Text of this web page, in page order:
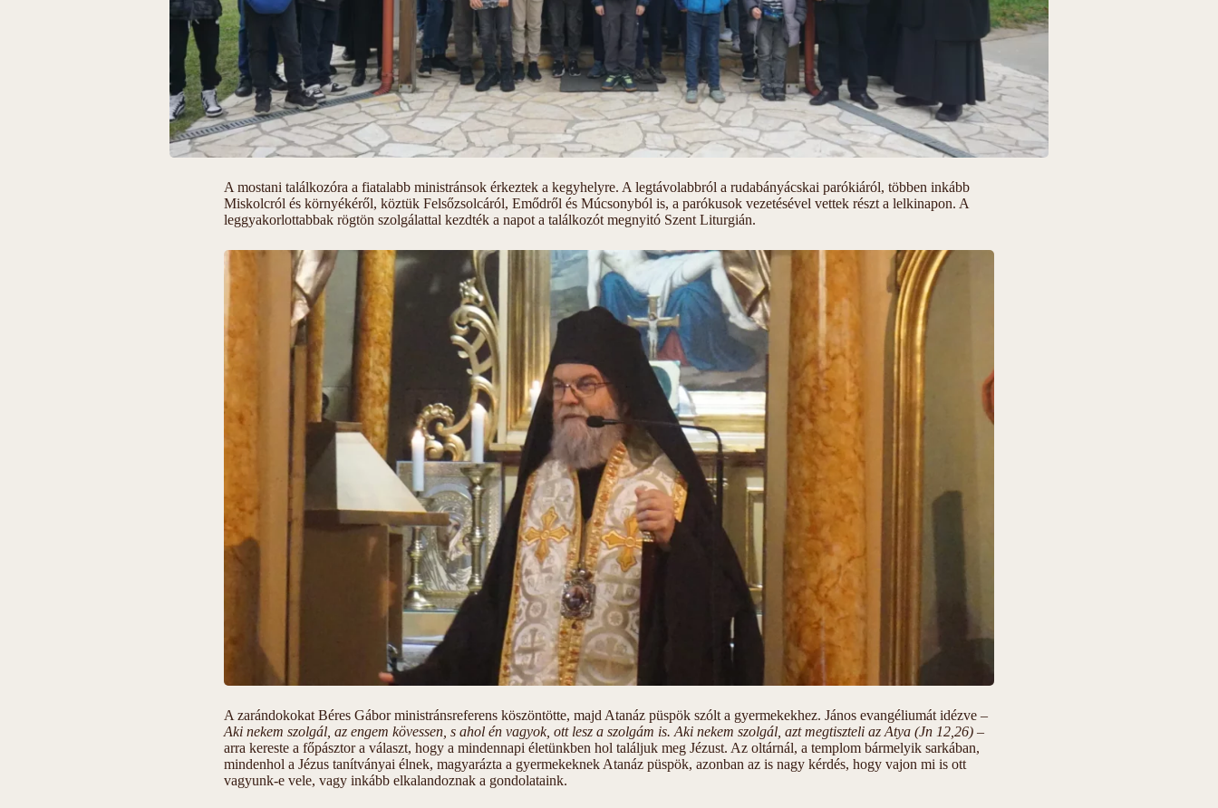
A mostani találkozóra a fiatalabb ministránsok érkeztek a kegyhelyre. A legtávolabbról a rudabányácskai parókiáról, többen inkább
Miskolcról és környékéről, köztük Felsőzsolcáról, Emődről és Múcsonyból is, a parókusok vezetésével vettek részt a lelkinapon. A
leggyakorlottabbak rögtön szolgálattal kezdték a napot a találkozót megnyitó Szent Liturgián.
A zarándokokat Béres Gábor ministránsreferens köszöntötte, majd Atanáz püspök szólt a gyermekekhez. János evangéliumát idézve –
Aki nekem szolgál, az engem kövessen, s ahol én vagyok, ott lesz a szolgám is. Aki nekem szolgál, azt megtiszteli az Atya (Jn 12,26) –
arra kereste a főpásztor a választ, hogy a mindennapi életünkben hol találjuk meg Jézust. Az oltárnál, a templom bármelyik sarkában,
mindenhol a Jézus tanítványai élnek, magyarázta a gyermekeknek Atanáz püspök, azonban az is nagy kérdés, hogy vajon mi is ott
vagyunk-e vele, vagy inkább elkalandoznak a gondolataink.